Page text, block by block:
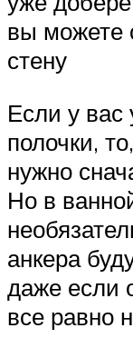
вы можете
стену
Если у вас
полочки,
нужно
Но в
анкера
даже если
все равно